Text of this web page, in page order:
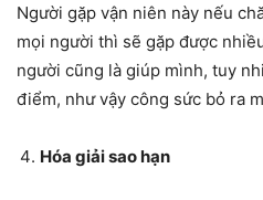
Người gặp vận niên này nếu
mọi người thì sẽ gặp được
người cũng là giúp mình, tuy
điểm, như vậy công sức bỏ ra
Hóa giải sao hạn